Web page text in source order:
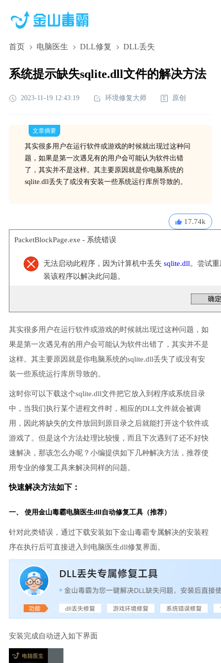
首页 电脑医生 DLL修复 DLL丢失
系统提示缺失sqlite.dll文件的解决方法
2023-11-19 12:43:19 环境修复大师 原创
文章摘要
其实很多用户在运行软件或游戏的时候就出现过这种问
题，如果是第一次遇见有的用户会可能认为软件出错
了，其实并不是这样。其主要原因就是你电脑系统的
sqlite.dll丢失了或没有安装一些系统运行库所导致的。
17.74k
PacketBlockPage.exe - 系统错误
无法启动此程序，因为计算机中丢失 sqlite.dll。尝试
装该程序以解决此问题。
其实很多用户在运行软件或游戏的时候就出现过这种问题，如
果是第一次遇见有的用户会可能认为软件出错了，其实并不是
这样。其主要原因就是你电脑系统的sqlite.dll丢失了或没有安
装一些系统运行库所导致的。
这时你可以下载这个sqlite.dll文件把它放入到程序或系统目录
中，当我们执行某个进程文件时，相应的DLL文件就会被调
用，因此将缺失的文件放回到原目录之后就能打开这个软件或
游戏了。但是这个方法处理比较慢，而且下次遇到了还不好快
速解决，那该怎么办呢？小编提供如下几种解决方法，推荐使
用专业的修复工具来解决同样的问题。
快速解决方法如下：
一、 使用金山毒霸电脑医生dll自动修复工具（推荐）
针对此类错误，通过下载安装如下金山毒霸专属解决的安装程
序在执行后可直接进入到电脑医生dll修复界面。
安装完成自动进入如下界面